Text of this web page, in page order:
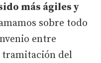
más ágiles y
sobre todo
entre
tramitación del